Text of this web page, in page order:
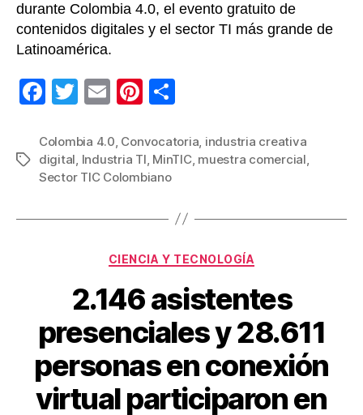
durante Colombia 4.0, el evento gratuito de
contenidos digitales y el sector TI más grande de
Latinoamérica.
F
c
e
o
T
tt
er
E
ail
Pi
er
e
m
p
tir
Etiquetas
Colombia 4.0, Convocatoria, industria creativa
digital, Industria TI, MinTIC, muestra comercial,
Sector TIC Colombiano
Categorías
CIENCIA Y TECNOLOGÍA
2.146 asistentes
presenciales y 28.611
personas en conexión
virtual participaron en